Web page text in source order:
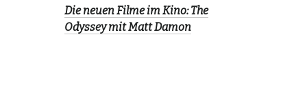
Die neuen Filme im Kino: The
Odyssey mit Matt Damon